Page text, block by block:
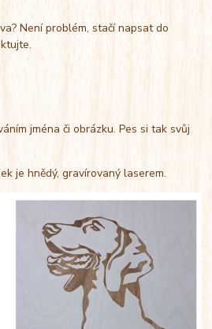
Není problém, stačí napsat do
jména či obrázku. Pes si tak svůj
je hnědý, gravírovaný laserem.